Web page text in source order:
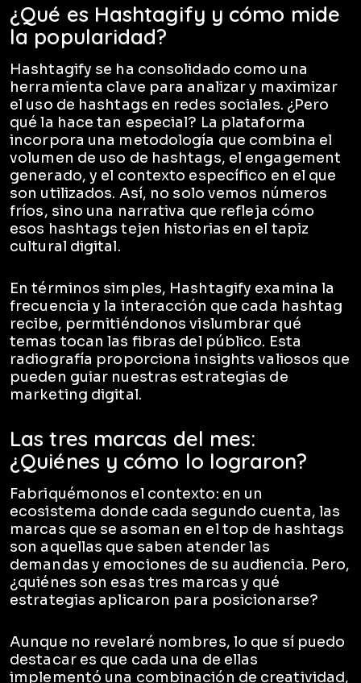
¿Qué es Hashtagify y cómo mide
la popularidad?
Hashtagify se ha consolidado como una
herramienta clave para analizar y maximizar
el uso de hashtags en redes sociales. ¿Pero
qué la hace tan especial? La plataforma
incorpora una metodología que combina el
volumen de uso de hashtags, el engagement
generado, y el contexto específico en el que
son utilizados. Así, no solo vemos números
fríos, sino una narrativa que refleja cómo
esos hashtags tejen historias en el tapiz
cultural digital.
En términos simples, Hashtagify examina la
frecuencia y la interacción que cada hashtag
recibe, permitiéndonos vislumbrar qué
temas tocan las fibras del público. Esta
radiografía proporciona insights valiosos que
pueden guiar nuestras estrategias de
marketing digital.
Las tres marcas del mes:
¿Quiénes y cómo lo lograron?
Fabriquémonos el contexto: en un
ecosistema donde cada segundo cuenta, las
marcas que se asoman en el top de hashtags
son aquellas que saben atender las
demandas y emociones de su audiencia. Pero,
¿quiénes son esas tres marcas y qué
estrategias aplicaron para posicionarse?
Aunque no revelaré nombres, lo que sí puedo
destacar es que cada una de ellas
implementó una combinación de creatividad,